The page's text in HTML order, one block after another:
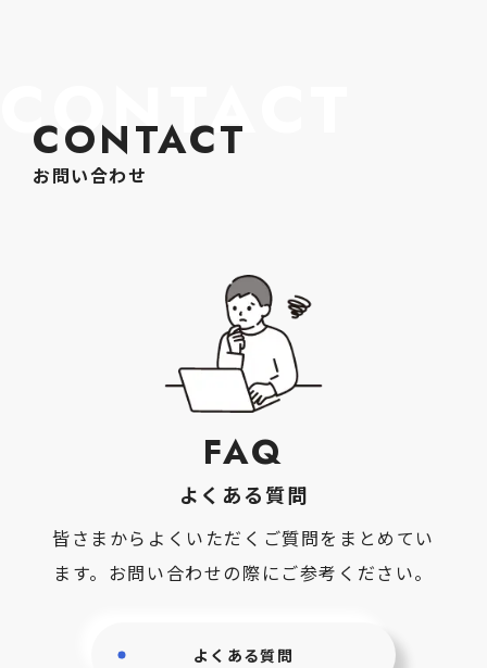
CONTACT
CONTACT
お問い合わせ
FAQ
よくある質問
皆さまからよくいただくご質問をまとめてい
ます。お問い合わせの際にご参考ください。
よくある質問